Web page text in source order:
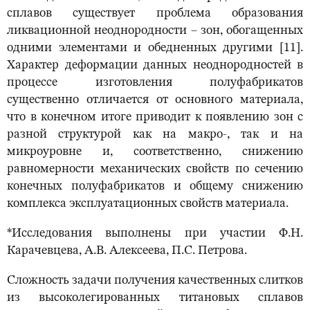
сплавов существует проблема образования
ликвационной неоднородности – зон, обогащенных
одними элементами и обедненных другими [11].
Характер деформации данных неоднородностей в
процессе изготовления полуфабрикатов
существенно отличается от основного материала,
что в конечном итоге приводит к появлению зон с
разной структурой как на макро-, так и на
микроуровне и, соответственно, снижению
равномерности механических свойств по сечению
конечных полуфабрикатов и общему снижению
комплекса эксплуатационных свойств материала.
*Исследования выполнены при участии Ф.Н.
Карачевцева, А.В. Алексеева, П.С. Петрова.
Сложность задачи получения качественных слитков
из высоколегированных титановых сплавов